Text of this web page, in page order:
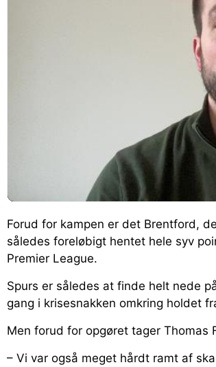
Forud for kampen er det Brentford,
således foreløbigt hentet hele syv
Premier League.
Spurs er således at finde helt nede
gang i krisesnakken omkring holdet
Men forud for opgøret tager Thomas
– Vi var også meget hårdt ramt af